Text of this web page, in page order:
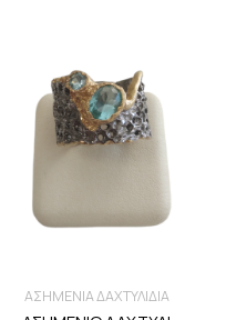
ΑΣΗΜΕΝΙΑ ΔΑΧΤΥΛΙΔΙΑ